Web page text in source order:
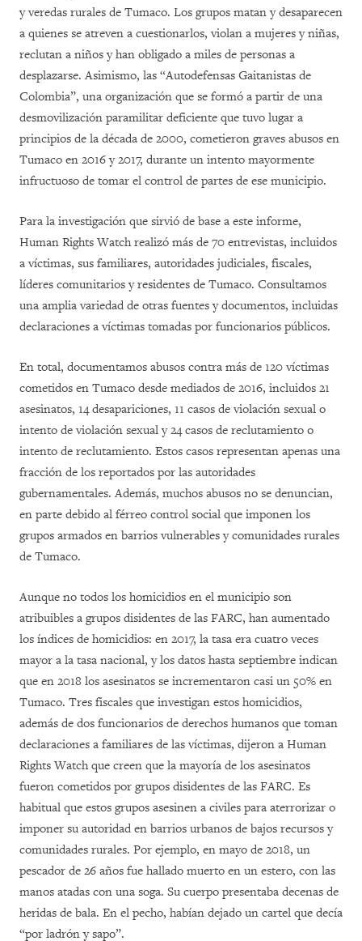
y veredas rurales de Tumaco. Los grupos matan y desaparecen
a quienes se atreven a cuestionarlos, violan a mujeres y niñas,
reclutan a niños y han obligado a miles de personas a
desplazarse. Asimismo, las “Autodefensas Gaitanistas de
Colombia”, una organización que se formó a partir de una
desmovilización paramilitar deficiente que tuvo lugar a
principios de la década de 2000, cometieron graves abusos en
Tumaco en 2016 y 2017, durante un intento mayormente
infructuoso de tomar el control de partes de ese municipio.
Para la investigación que sirvió de base a este informe,
Human Rights Watch realizó más de 70 entrevistas, incluidos
a víctimas, sus familiares, autoridades judiciales, fiscales,
líderes comunitarios y residentes de Tumaco. Consultamos
una amplia variedad de otras fuentes y documentos, incluidas
declaraciones a víctimas tomadas por funcionarios públicos.
En total, documentamos abusos contra más de 120 víctimas
cometidos en Tumaco desde mediados de 2016, incluidos 21
asesinatos, 14 desapariciones, 11 casos de violación sexual o
intento de violación sexual y 24 casos de reclutamiento o
intento de reclutamiento. Estos casos representan apenas una
fracción de los reportados por las autoridades
gubernamentales. Además, muchos abusos no se denuncian,
en parte debido al férreo control social que imponen los
grupos armados en barrios vulnerables y comunidades rurales
de Tumaco.
Aunque no todos los homicidios en el municipio son
atribuibles a grupos disidentes de las FARC, han aumentado
los índices de homicidios: en 2017, la tasa era cuatro veces
mayor a la tasa nacional, y los datos hasta septiembre indican
que en 2018 los asesinatos se incrementaron casi un 50% en
Tumaco. Tres fiscales que investigan estos homicidios,
además de dos funcionarios de derechos humanos que toman
declaraciones a familiares de las víctimas, dijeron a Human
Rights Watch que creen que la mayoría de los asesinatos
fueron cometidos por grupos disidentes de las FARC. Es
habitual que estos grupos asesinen a civiles para aterrorizar o
imponer su autoridad en barrios urbanos de bajos recursos y
comunidades rurales. Por ejemplo, en mayo de 2018, un
pescador de 26 años fue hallado muerto en un estero, con las
manos atadas con una soga. Su cuerpo presentaba decenas de
heridas de bala. En el pecho, habían dejado un cartel que decía
“por ladrón y sapo”.